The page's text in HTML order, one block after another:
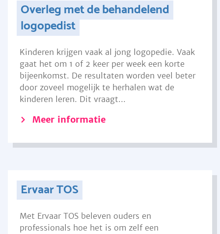
Overleg met de behandelend
logopedist
Kinderen krijgen vaak al jong logopedie. Vaak
gaat het om 1 of 2 keer per week een korte
bijeenkomst. De resultaten worden veel beter
door zoveel mogelijk te herhalen wat de
kinderen leren. Dit vraagt...
Meer informatie
Ervaar TOS
Met Ervaar TOS beleven ouders en
professionals hoe het is om zelf een